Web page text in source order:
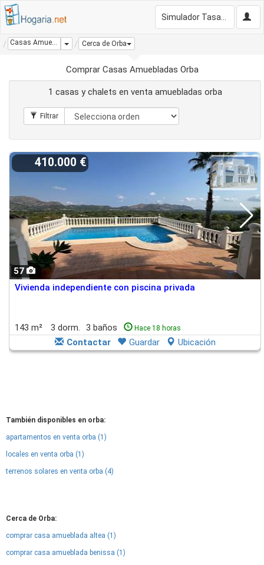
Casas Amuebladas Orba Dropdown
Cerca de Orba
Comprar Casas Amuebladas Orba
1 casas y chalets en venta amuebladas orba
57
410.000 €
Vivienda independiente con piscina privada
143 m² 3 dorm. 3 baños Hace 18 horas
Contactar Guardar Ubicación
También disponibles en orba:
apartamentos en venta orba (1)
locales en venta orba (1)
terrenos solares en venta orba (4)
Cerca de Orba:
comprar casa amueblada altea (1)
comprar casa amueblada benissa (1)